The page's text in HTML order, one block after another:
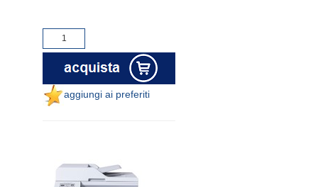
aggiungi ai preferiti